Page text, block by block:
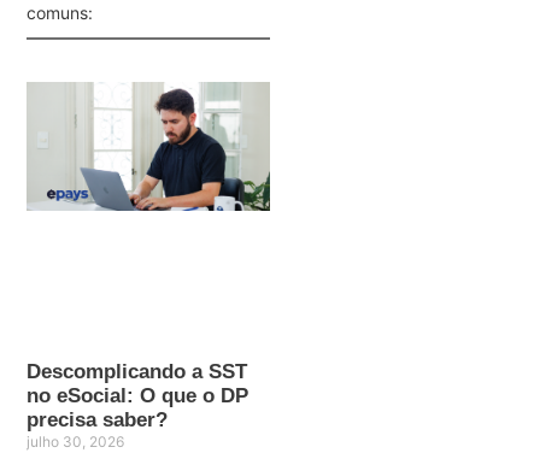
comuns:
Descomplicando a SST
no eSocial: O que o DP
precisa saber?
julho 30, 2026